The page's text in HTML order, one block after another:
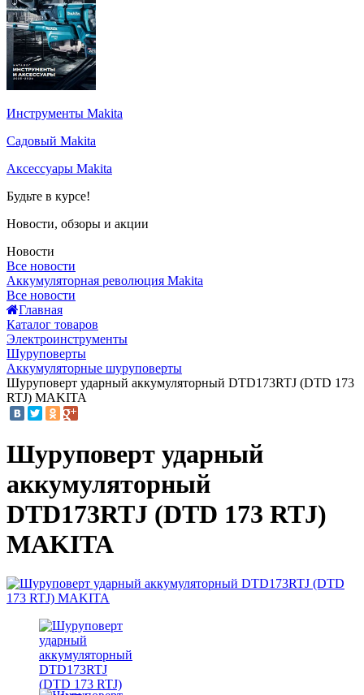
Инструменты Makita
Садовый Makita
Аксессуары Makita
Будьте в курсе!
Новости, обзоры и акции
Новости
Все новости
Аккумуляторная революция Makita
Все новости
Главная
Каталог товаров
Электроинструменты
Шуруповерты
Аккумуляторные шуруповерты
Шуруповерт ударный аккумуляторный DTD173RTJ (DTD 173
RTJ) MAKITA
Шуруповерт ударный
аккумуляторный
DTD173RTJ (DTD 173 RTJ)
MAKITA